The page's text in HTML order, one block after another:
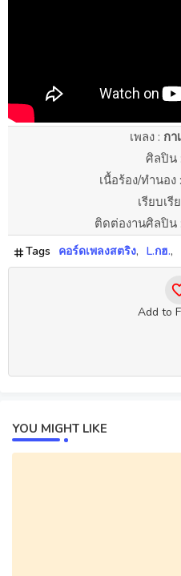
เพลง : กา
ศิลปิน :
เนื้อร้อง/ทำนอ
เรียบเรี
ติดต่องานศิลปิน
Tags คอร์ดเพลงสตริง L.กฮ.
Add to
YOU MIGHT LIKE